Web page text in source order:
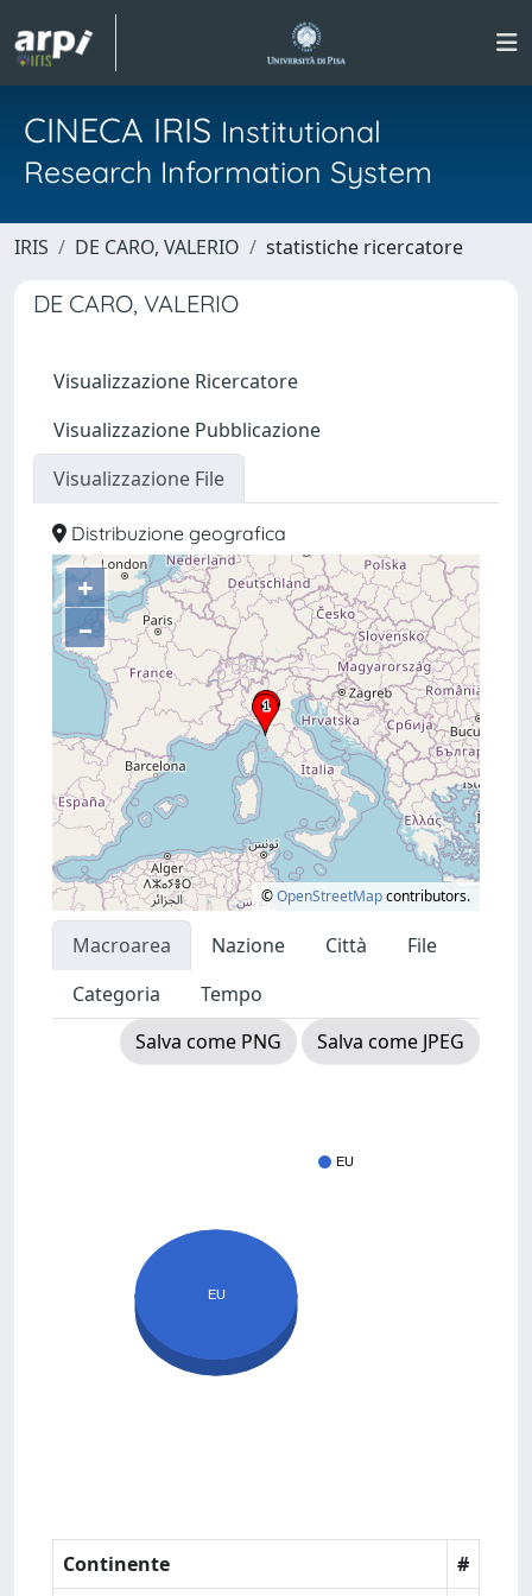
CINECA IRIS Institutional
Research Information System
IRIS DE CARO, VALERIO statistiche ricercatore
DE CARO, VALERIO
Visualizzazione Ricercatore
Visualizzazione Pubblicazione
Visualizzazione File
Distribuzione geografica
+
–
©OpenStreetMapcontributors.
Macroarea Nazione Città
File
Categoria
Tempo
Salva come PNG
Salva come JPEG
EU
EU
Continente #